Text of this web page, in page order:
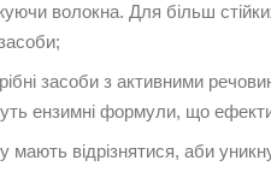
волокна. Для більш
засоби з активними
ензимні формули, що
мають відрізнятися, аби